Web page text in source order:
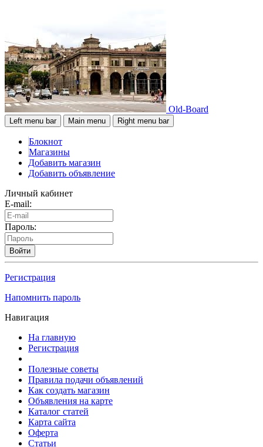
Old-Board
Left menu bar Main menu Right menu bar
Блокнот
Магазины
Добавить магазин
Добавить объявление
Личный кабинет
E-mail:
Пароль:
Войти
Регистрация
Напомнить пароль
Навигация
На главную
Регистрация
Полезные советы
Правила подачи объявлений
Как создать магазин
Объявления на карте
Каталог статей
Карта сайта
Оферта
Статьи